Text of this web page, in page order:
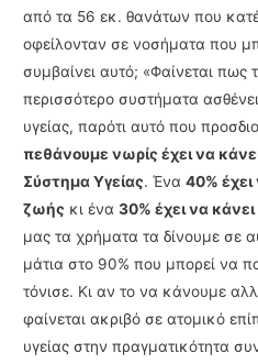
από τα 56 εκ. θανάτων που
οφείλονταν σε νοσήματα που
συμβαίνει αυτό; «Φαίνεται πως
περισσότερο συστήματα
υγείας, παρότι αυτό που
πεθάνουμε νωρίς έχει να
Σύστημα Υγείας. Ένα40%
ζωής κι ένα30% έχει να
μας τα χρήματα τα δίνουμε σε
μάτια στο 90% που μπορεί να
τόνισε. Κι αν το να κάνουμε
φαίνεται ακριβό σε ατομικό
υγείας στην πραγματικότητα